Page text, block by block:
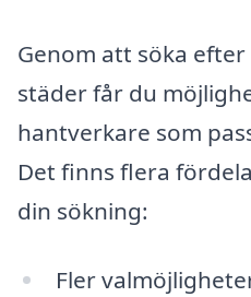
Genom att söka efter
städer får du
hantverkare som
Det finns flera
din sökning:
Fler